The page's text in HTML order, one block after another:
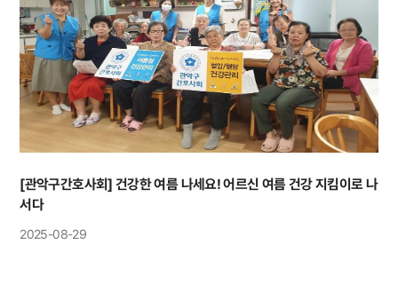
[관악구간호사회] 건강한 여름 나세요! 어르신 여름 건강 지킴이로 나
서다
2025-08-29